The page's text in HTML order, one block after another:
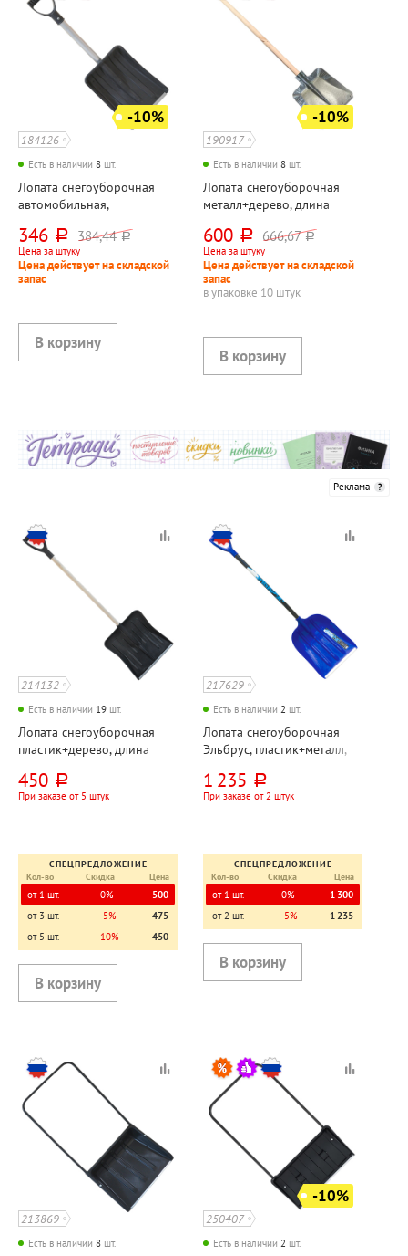
-10%
184126
Есть в наличии 8 шт.
Лопата снегоуборочная
автомобильная,
черенка 44см, 36,5см*27см,
сборно-разборный
вариант с фиксатором, с
346 руб. 384,44 руб.
Цена за штуку
Цена действует на складской
запас
-10%
190917
Есть в наличии 8 шт.
Лопата снегоуборочная
металл+дерево, длина
диаметр 40 мм,
оцинкованная, с
деревянным черенком, с
планкой, 1 сoрт
600 руб. 666,67 руб.
Цена за штуку
Цена действует на складской
запас
в упаковке 10 штук
Реклама
214132
Есть в наличии 19 шт.
Лопата снегоуборочная
пластик+дерево, длина
диаметр 32 мм, с
деревянным черенком,
образн.руч
450 руб.
При заказе от 5 штук
СПЕЦПРЕДЛОЖЕНИЕ
Кол-во
Скидка Цена
от 1 шт. 0%
500
от 3 шт.
−5%
475
от 5 шт.
−10% 450
217629
Есть в наличии 2 шт.
Лопата снегоуборочная
Эльбрус, пластик+металл,
52,5см*40см, ультрамарин,
с алюминиевым черенком,
1 235 руб.
При заказе от 2 штук
СПЕЦПРЕДЛОЖЕНИЕ
Кол-во
Скидка Цена
от 1 шт. 0%
1 300
от 2 шт.
−5% 1 235
213869
Есть в наличии 8 шт.
-10%
250407
Есть в наличии 2 шт.